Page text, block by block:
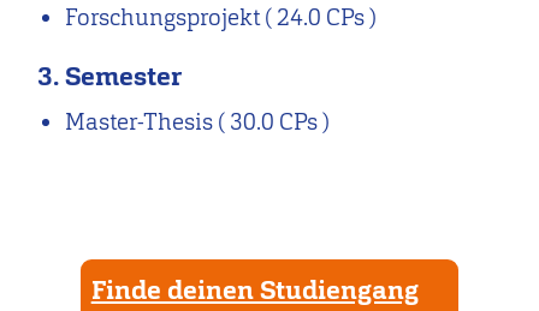
Forschungsprojekt( 24.0 CPs )
3. Semester
Master-Thesis ( 30.0 CPs )
Finde deinen Studiengang